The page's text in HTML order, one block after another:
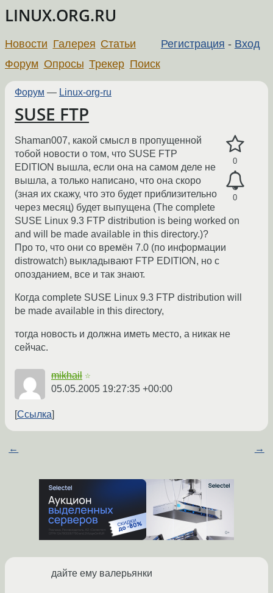
LINUX.ORG.RU
Регистрация - Вход
Новости Галерея Статьи
Форум Опросы Трекер Поиск
Форум — Linux-org-ru
SUSE FTP
0
0
Shaman007, какой смысл в пропущенной
тобой новости о том, что SUSE FTP
EDITION вышла, если она на самом деле не
вышла, а только написано, что она скоро
(зная их скажу, что это будет приблизительно
через месяц) будет выпущена (The complete
SUSE Linux 9.3 FTP distribution is being worked on
and will be made available in this directory.)?
Про то, что они со времён 7.0 (по информации
distrowatch) выкладывают FTP EDITION, но с
опозданием, все и так знают.
Когда complete SUSE Linux 9.3 FTP distribution will
be made available in this directory,
тогда новость и должна иметь место, а никак не
сейчас.
mikhail ☆
05.05.2005 19:27:35 +00:00
Ссылка
← →
дайте ему валерьянки